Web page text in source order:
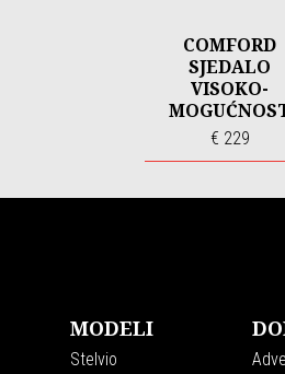
COMFORD
SJEDALO
VISOKO-
GRIJANJA
€ 229
MODELI
Stelvio